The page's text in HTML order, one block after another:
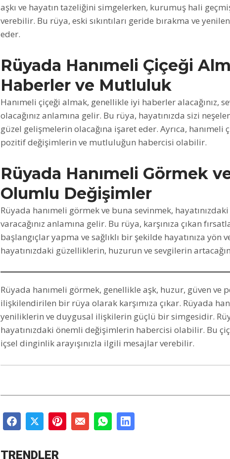
aşkı ve hayatın tazeliğini simgelerken, kurumuş hali
verebilir. Bu rüya, eski sıkıntıları geride bırakma ve
eder.
Rüyada Hanımeli Çiçeği
Haberler ve Mutluluk
Hanımeli çiçeği almak, genellikle iyi haberler alacağınız,
olacağınız anlamına gelir. Bu rüya, hayatınızda sizi
güzel gelişmelerin olacağına işaret eder. Ayrıca, hanımeli
pozitif değişimlerin ve mutluluğun habercisi olabilir.
Rüyada Hanımeli Görmek
Olumlu Değişimler
Rüyada hanımeli görmek ve buna sevinmek,
varacağınız anlamına gelir. Bu rüya, karşınıza çıkan
başlangıçlar yapma ve sağlıklı bir şekilde hayatınıza yön
hayatınızdaki güzelliklerin, huzurun ve sevgilerin
Rüyada hanımeli görmek, genellikle aşk, huzur, güven ve
ilişkilendirilen bir rüya olarak karşımıza çıkar. Rüyada
yeniliklerin ve duygusal ilişkilerin güçlü bir simgesidir.
hayatınızdaki önemli değişimlerin habercisi olabilir. Bu
içsel dinginlik arayışınızla ilgili mesajlar verebilir.
TRENDLER